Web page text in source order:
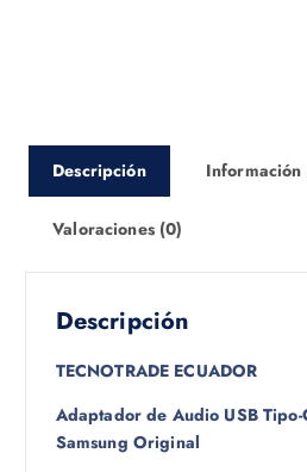
Descripción
Valoraciones (0)
Descripción
TECNOTRADE ECUADOR
Adaptador de Audio USB Tipo-
Samsung Original